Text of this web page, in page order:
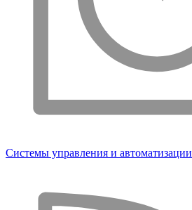
Системы управления и автоматизации